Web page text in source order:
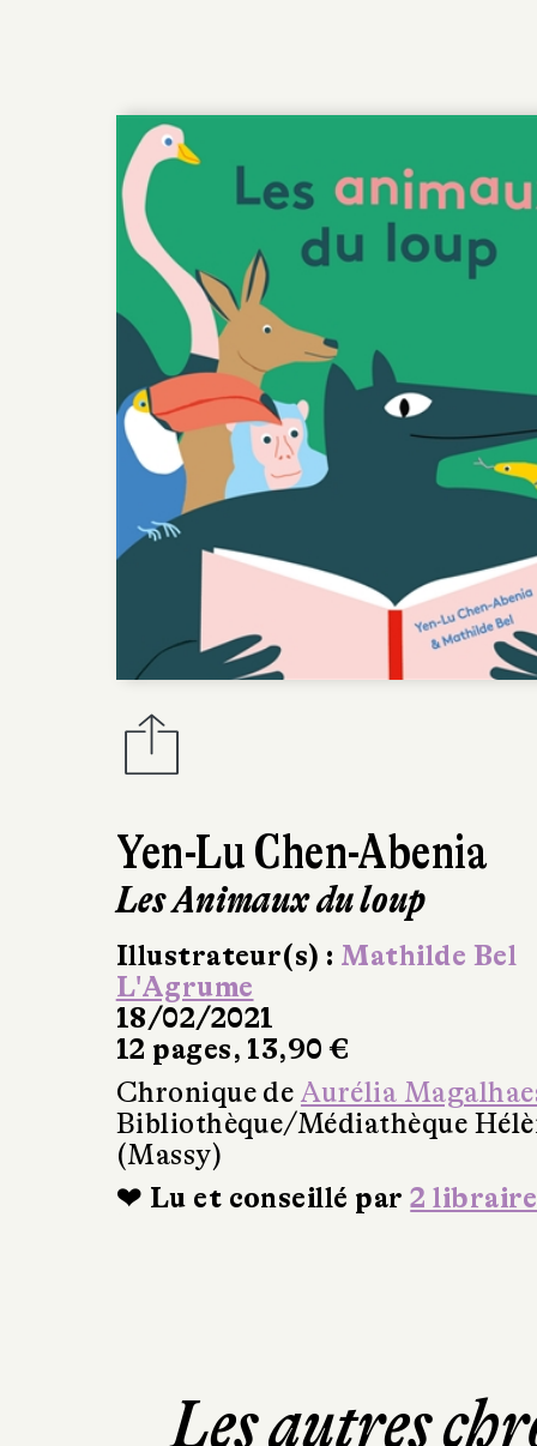
Yen-Lu Chen-Abenia
Les Animaux du loup
Illustrateur(s) : Mathilde Bel
L'Agrume
18/02/2021
12 pages, 13,90 €
Chronique de Aurélia
Bibliothèque/Médiathèque
(Massy)
❤ Lu et conseillé par2
Les autres